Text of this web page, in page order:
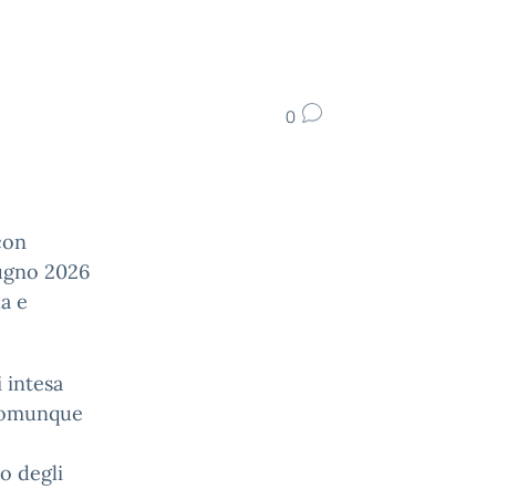
0
2026
e
intesa
degli